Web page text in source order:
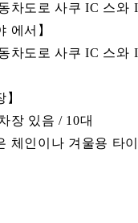
차도로 사쿠 IC 스와
에서】
차도로 사쿠 IC 스와
】
장 있음 / 10대
체인이나 겨울용 타